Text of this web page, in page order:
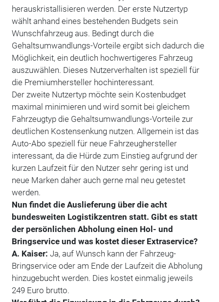
herauskristallisieren werden. Der erste Nutzertyp
wählt anhand eines bestehenden Budgets sein
Wunschfahrzeug aus. Bedingt durch die
Gehaltsumwandlungs-Vorteile ergibt sich dadurch die
Möglichkeit, ein deutlich hochwertigeres Fahrzeug
auszuwählen. Dieses Nutzerverhalten ist speziell für
die Premiumhersteller hochinteressant.
Der zweite Nutzertyp möchte sein Kostenbudget
maximal minimieren und wird somit bei gleichem
Fahrzeugtyp die Gehaltsumwandlungs-Vorteile zur
deutlichen Kostensenkung nutzen. Allgemein ist das
Auto-Abo speziell für neue Fahrzeughersteller
interessant, da die Hürde zum Einstieg aufgrund der
kurzen Laufzeit für den Nutzer sehr gering ist und
neue Marken daher auch gerne mal neu getestet
werden.
Nun findet die Auslieferung über die acht
bundesweiten Logistikzentren statt. Gibt es statt
der persönlichen Abholung einen Hol- und
Bringservice und was kostet dieser Extraservice?
A. Kaiser: Ja, auf Wunsch kann der Fahrzeug-
Bringservice oder am Ende der Laufzeit die Abholung
hinzugebucht werden. Dies kostet einmalig jeweils
249 Euro brutto.